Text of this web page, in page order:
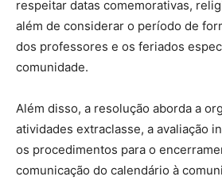
respeitar datas comemorativas,
além de considerar o período de
dos professores e os feriados
comunidade.
Além disso, a resolução aborda a
atividades extraclasse, a avaliação
os procedimentos para o
comunicação do calendário à